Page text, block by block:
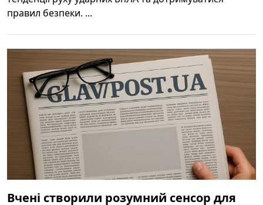
правил безпеки. ...
Вчені створили розумний сенсор для